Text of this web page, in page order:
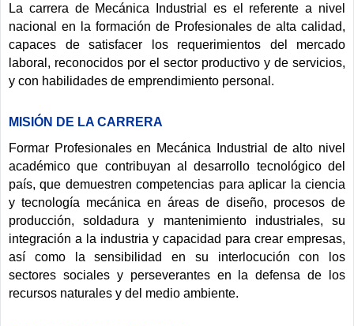
La carrera de Mecánica Industrial es el referente a nivel
nacional en la formación de Profesionales de alta calidad,
capaces de satisfacer los requerimientos del mercado
laboral, reconocidos por el sector productivo y de servicios,
y con habilidades de emprendimiento personal.
MISIÓN DE LA CARRERA
Formar Profesionales en Mecánica Industrial de alto nivel
académico que contribuyan al desarrollo tecnológico del
país, que demuestren competencias para aplicar la ciencia
y tecnología mecánica en áreas de diseño, procesos de
producción, soldadura y mantenimiento industriales, su
integración a la industria y capacidad para crear empresas,
así como la sensibilidad en su interlocución con los
sectores sociales y perseverantes en la defensa de los
recursos naturales y del medio ambiente.